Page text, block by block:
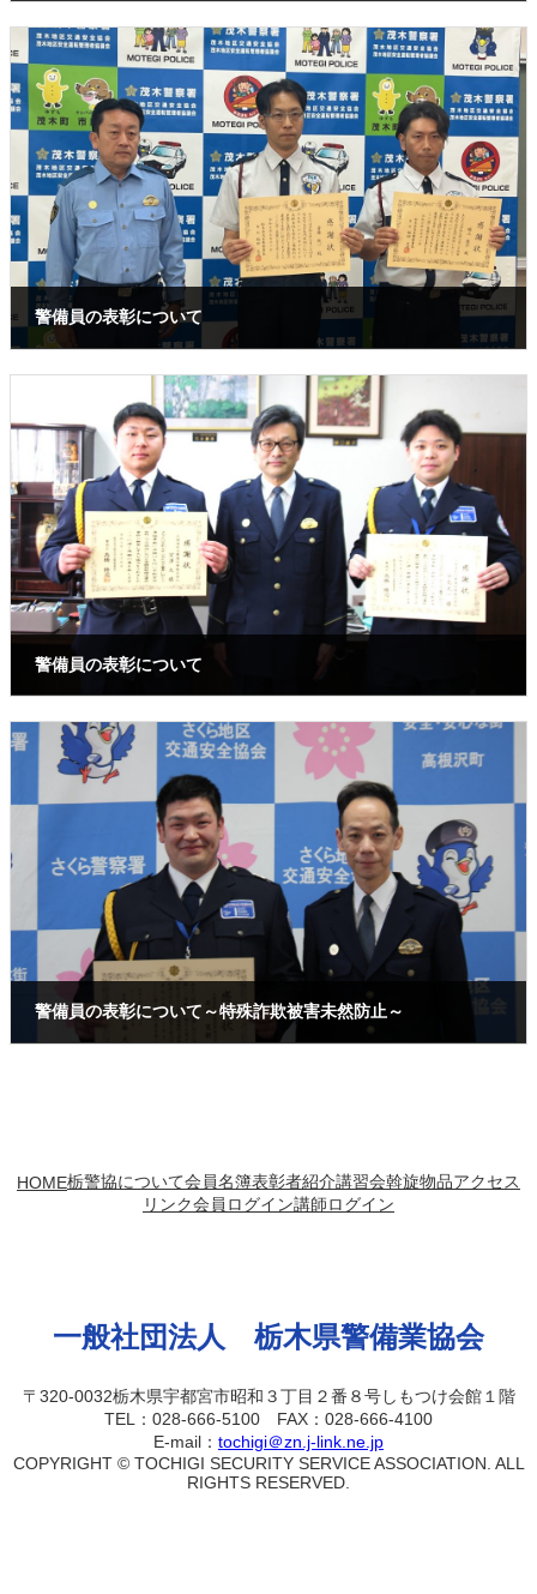
警備員の表彰について
警備員の表彰について
警備員の表彰について～特殊詐欺被害未然防止～
HOME栃警協について会員名簿表彰者紹介講習会斡旋物品アクセス
リンク会員ログイン講師ログイン
一般社団法人 栃木県警備業協会
〒320-0032栃木県宇都宮市昭和３丁目２番８号しもつけ会館１階
TEL：028-666-5100 FAX：028-666-4100
E-mail： tochigi＠zn.j-link.ne.jp
COPYRIGHT © TOCHIGI SECURITY SERVICE ASSOCIATION. ALL
RIGHTS RESERVED.